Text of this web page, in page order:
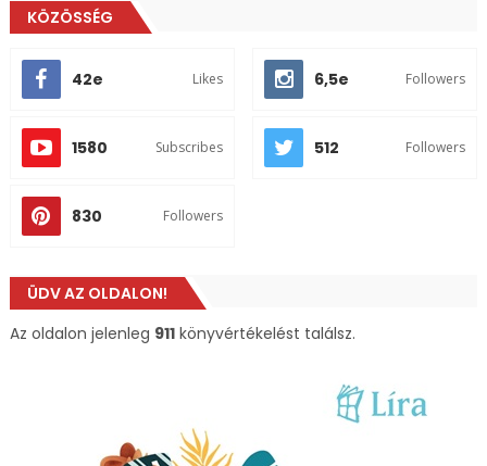
KÖZÖSSÉG
42e Likes 6,5e Followers
1580 Subscribes 512 Followers
830 Followers
ÜDV AZ OLDALON!
Az oldalon jelenleg 911könyvértékelést találsz.